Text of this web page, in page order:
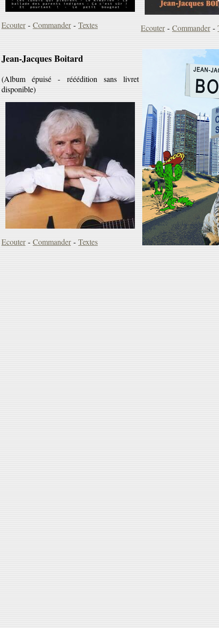
Ecouter- Commander- Textes Ecouter- Commander-
Jean-Jacques Boitard
(Album épuisé - rééédition sans livret
disponible)
Ecouter- Commander- Textes